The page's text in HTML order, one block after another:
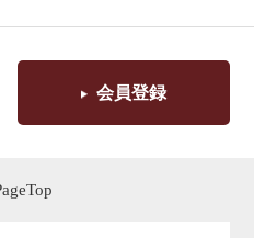
会員登録